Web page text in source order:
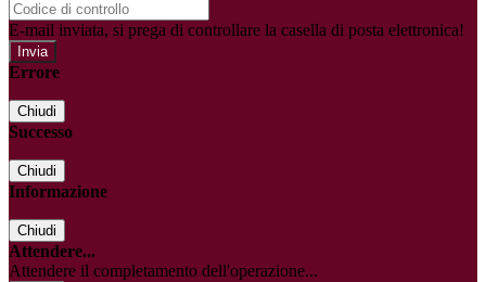
E-mail inviata, si prega di controllare la casella di posta elettronica!
Errore
Chiudi
Successo
Chiudi
Informazione
Chiudi
Attendere...
Attendere il completamento dell'operazione...